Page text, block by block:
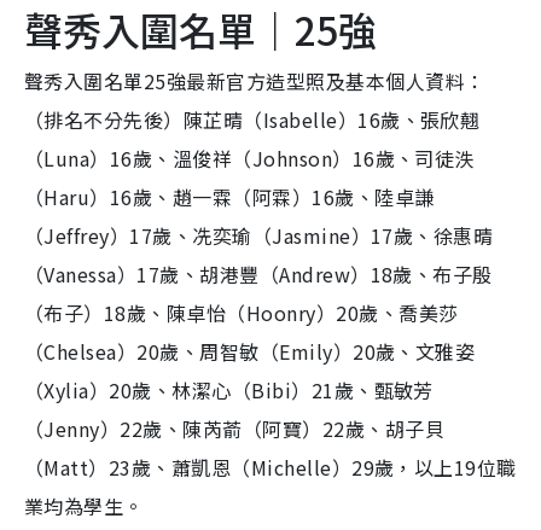
聲秀入圍名單｜25強
聲秀入圍名單25強最新官方造型照及基本個人資料：
（排名不分先後）陳芷晴（Isabelle）16歲、張欣翹
（Luna）16歲、溫俊祥（Johnson）16歲、司徒泆
（Haru）16歲、趙一霖（阿霖）16歲、陸卓謙
（Jeffrey）17歲、冼奕瑜（Jasmine）17歲、徐惠晴
（Vanessa）17歲、胡港豐（Andrew）18歲、布子殷
（布子）18歲、陳卓怡（Hoonry）20歲、喬美莎
（Chelsea）20歲、周智敏（Emily）20歲、文雅姿
（Xylia）20歲、林潔心（Bibi）21歲、甄敏芳
（Jenny）22歲、陳芮萮（阿寶）22歲、胡子貝
（Matt）23歲、蕭凱恩（Michelle）29歲，以上19位職
業均為學生。